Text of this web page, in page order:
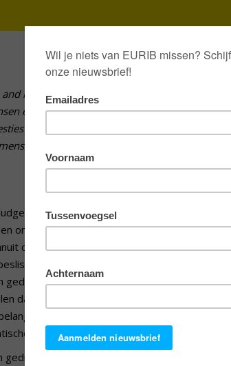
happiness’ is een absolute ‘must read’.
een duwtje (nudge) kunt geven om bepaald
op een weg buiten de bebouwde
langzamer gaan rijden. De
– zetten in het begin van hun boek
omgaan: als econs of als humans. Als we
ons ‘reflectief systeem’ (ook wel
beheerst, rationeel en
gedragen, nemen we beslissingen zonder
dan vanuit ons ‘automatisch systeem’
dan een rationele afweging van
piloot’.
maar ook als human. Maar